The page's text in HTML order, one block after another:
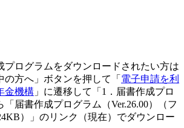
プログラムをダウンロードされたい方は
の方へ」ボタンを押して「 電子申請を利
金機構 」に遷移して「1．届書作成プロ
届書作成プログラム（Ver.26.00）（フ
）」のリンク（現在）でダウンロー